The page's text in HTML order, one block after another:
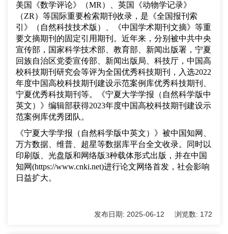
美国《数学评论》（MR）、英国《动物学记录》
（ZR）等国际重要检索期刊收录，是《全国报刊索
引》（自然科技技术版）、《中国学术期刊文摘》等重
要文摘期刊的固定引用期刊。近年来，分别被中共中央
宣传部，国家科学技术部、教育部、新闻出版署，宁夏
回族自治区党委宣传部、新闻出版局、科技厅，中国高
校科技期刊研究会等评为全国优秀科技期刊，入选2022
年度中国高校科技期刊建设示范案例库优秀科技期刊、
宁夏优秀科技期刊等。《宁夏大学学报（自然科学版中
英文）》编辑部获得2023年度中国高校科技期刊建设示
范案例库优秀团队。
《宁夏大学学报（自然科学版中英文）》被中国知网、
万方数据、维普、超星等数据库平台全文收录。同时以
印刷版、光盘版和网络版3种载体形式出版，并在中国
知网(https://www.cnki.net)进行论文网络首发，社会影响
日益扩大。
发布日期: 2025-06-12 浏览数: 172